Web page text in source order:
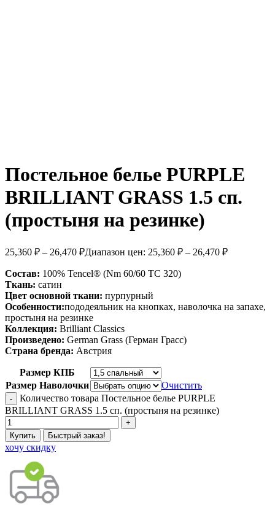
Постельное белье PURPLE
BRILLIANT GRASS 1.5 сп.
(простыня на резинке)
25,360 ₽ – 26,470 ₽Диапазон цен: 25,360 ₽ – 26,470 ₽
Состав: 100% Tencel® (Nm 60/60 ТС 320)
Ткань: сатин
Цвет основной ткани: пурпурный
Особенности:пододеяльник на кнопках, наволочка на запахе,
простыня на резинке
Коллекция: Brilliant Classics
Произведено: German Grass (Герман Грасс)
Страна бренда: Австрия
Размер КПБ
Размер Наволочки
Очистить
Количество товара Постельное белье PURPLE
BRILLIANT GRASS 1.5 сп. (простыня на резинке)
Купить Быстрый заказ!
хочу скидку